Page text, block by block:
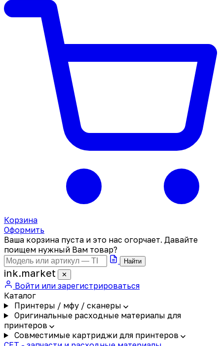
Корзина
Оформить
Ваша корзина пуста и это нас огорчает. Давайте
поищем нужный Вам товар?
Найти
ink.market ✕
Войти или зарегистрироваться
Каталог
Принтеры / мфу / сканеры
Оригинальные расходные материалы для
принтеров
Совместимые картриджи для принтеров